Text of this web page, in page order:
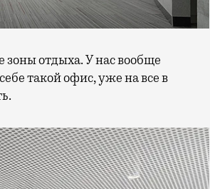
отдыха. У нас вообще
такой офис, уже на все в